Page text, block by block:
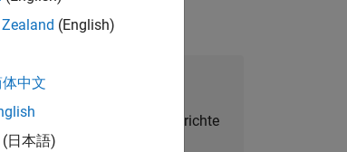
beitreten
Stellenangebote, Berichte
(English)
中文
(日本語)